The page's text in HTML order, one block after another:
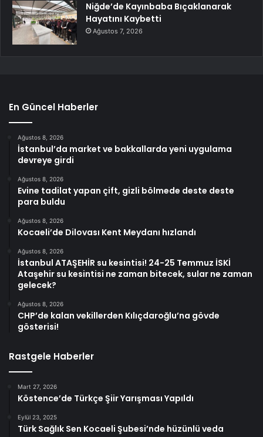
Niğde’de Kayınbaba Bıçaklanarak
Hayatını Kaybetti
Ağustos 7, 2026
En Güncel Haberler
Ağustos 8, 2026
İstanbul’da market ve bakkallarda yeni uygulama
devreye girdi
Ağustos 8, 2026
Evine tadilat yapan çift, gizli bölmede deste deste
para buldu
Ağustos 8, 2026
Kocaeli’de Dilovası Kent Meydanı hızlandı
Ağustos 8, 2026
İstanbul ATAŞEHİR su kesintisi! 24-25 Temmuz İSKİ
Ataşehir su kesintisi ne zaman bitecek, sular ne zaman
gelecek?
Ağustos 8, 2026
CHP’de kalan vekillerden Kılıçdaroğlu’na gövde
gösterisi!
Rastgele Haberler
Mart 27, 2026
Köstence’de Türkçe Şiir Yarışması Yapıldı
Eylül 23, 2025
Türk Sağlık Sen Kocaeli Şubesi’nde hüzünlü veda